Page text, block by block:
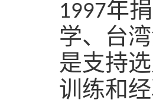
1997年
学、台
是支持
训练和